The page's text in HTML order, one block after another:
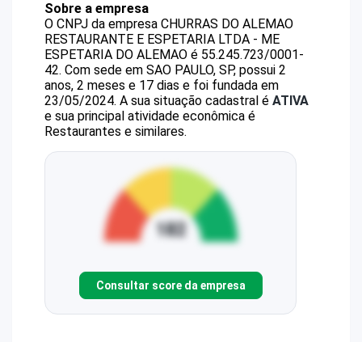
Sobre a empresa
O CNPJ da empresa CHURRAS DO ALEMAO
RESTAURANTE E ESPETARIA LTDA - ME
ESPETARIA DO ALEMAO é 55.245.723/0001-
42. Com sede em SAO PAULO, SP, possui 2
anos, 2 meses e 17 dias e foi fundada em
23/05/2024. A sua situação cadastral é ATIVA
e sua principal atividade econômica é
Restaurantes e similares.
Consultar score da empresa